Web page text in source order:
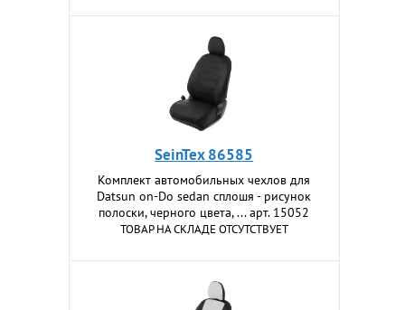
SeinTex 86585
Комплект автомобильных чехлов для
Datsun on-Do sedan сплошя - рисунок
полоски, черного цвета, ... арт. 15052
ТОВАР НА СКЛАДЕ ОТСУТСТВУЕТ